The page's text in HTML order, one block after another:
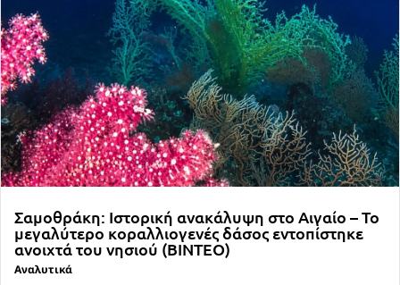
Σαμοθράκη: Ιστορική ανακάλυψη στο Αιγαίο – Το
μεγαλύτερο κοραλλιογενές δάσος εντοπίστηκε
ανοιχτά του νησιού (ΒΙΝΤΕΟ)
Αναλυτικά